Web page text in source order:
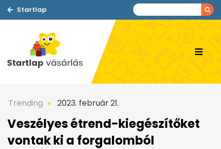
Startlap
Trending 2023. február 21.
Veszélyes étrend-kiegészítőket
vontak ki a forgalomból